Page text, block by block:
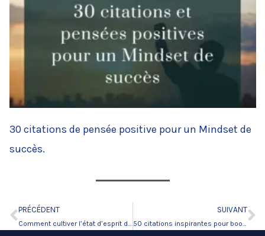
30 citations de pensée positive pour un Mindset de
succès.
Précédent
PRÉCÉDENT SUIVANT